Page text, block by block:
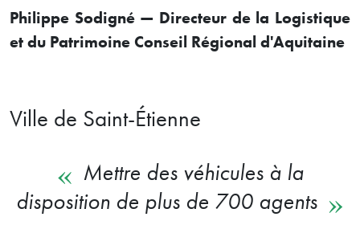
Philippe Sodigné — Directeur de la Logistique
et du Patrimoine Conseil Régional d'Aquitaine
Ville de Saint-Étienne
Mettre des véhicules à la
disposition de plus de 700 agents